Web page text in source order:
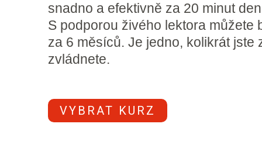
snadno a efektivně za 20 minut
S podporou živého lektora můžete
za 6 měsíců. Je jedno, kolikrát jste
zvládnete.
VYBRAT KURZ